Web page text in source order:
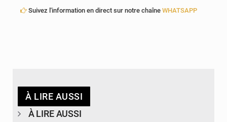
Suivez l'information en direct sur notre chaîne WHATSAPP
À LIRE AUSSI
À LIRE AUSSI